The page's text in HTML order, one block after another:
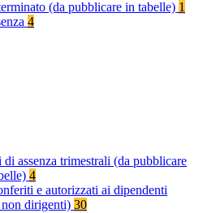
(da pubblicare in tabelle) 1
4
di assenza trimestrali (da pubblicare
4
e autorizzati ai dipendenti
dirigenti) 30